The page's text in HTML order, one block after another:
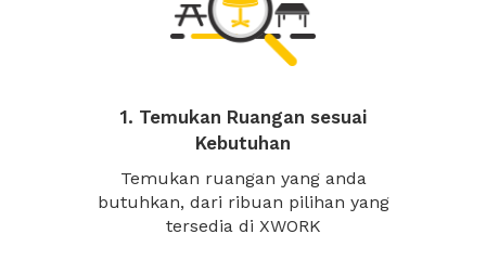
1. Temukan Ruangan sesuai
Kebutuhan
Temukan ruangan yang anda
butuhkan, dari ribuan pilihan yang
tersedia di XWORK